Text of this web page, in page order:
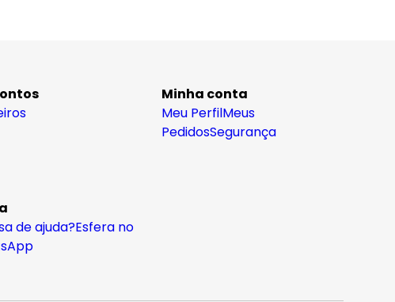
Minha conta
Meu PerfilMeus
PedidosSegurança
de ajuda?Esfera no